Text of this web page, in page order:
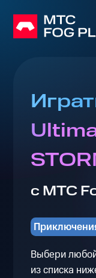
с МТС
Выбери
из списка